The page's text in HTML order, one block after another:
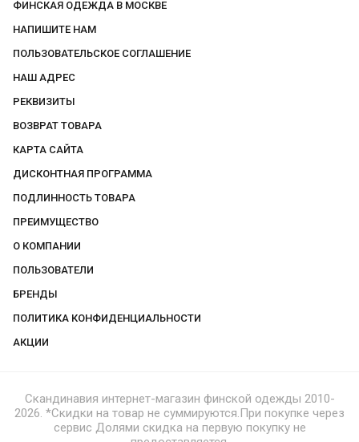
ФИНСКАЯ ОДЕЖДА В МОСКВЕ
НАПИШИТЕ НАМ
ПОЛЬЗОВАТЕЛЬСКОЕ СОГЛАШЕНИЕ
НАШ АДРЕС
РЕКВИЗИТЫ
ВОЗВРАТ ТОВАРА
КАРТА САЙТА
ДИСКОНТНАЯ ПРОГРАММА
ПОДЛИННОСТЬ ТОВАРА
ПРЕИМУЩЕСТВО
О КОМПАНИИ
ПОЛЬЗОВАТЕЛИ
БРЕНДЫ
ПОЛИТИКА КОНФИДЕНЦИАЛЬНОСТИ
АКЦИИ
Скандинавия интернет-магазин финской одежды 2010-
2026. *Скидки на товар не суммируются.При покупке через
сервис Долями скидка на первую покупку не